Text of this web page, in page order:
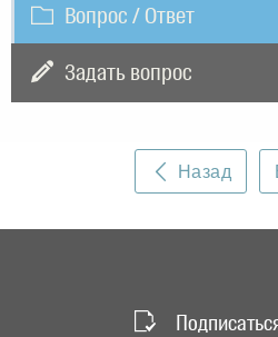
Вопрос / Ответ
Задать вопрос
Назад